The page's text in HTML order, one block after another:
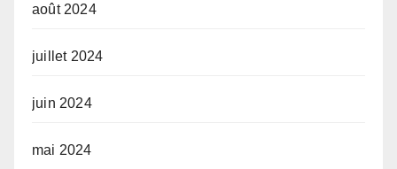
août 2024
juillet 2024
juin 2024
mai 2024